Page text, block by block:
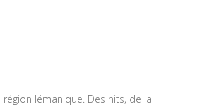
lémanique. Des hits, de la